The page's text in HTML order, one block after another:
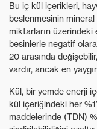
Bu iç kül içerikleri,
beslenmesinin mineral
miktarların
besinlerle negatif
20 arasında
vardır, ancak en
Kül, bir yemde enerji
kül içeriğindeki her
maddelerinde (TDN)